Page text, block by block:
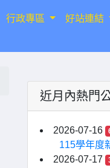
行政專區 好站連結
近月內熱門
2026-07-16
115學年度
2026-07-17